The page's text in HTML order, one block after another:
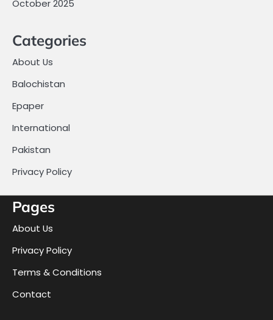
October 2025
Categories
About Us
Balochistan
Epaper
International
Pakistan
Privacy Policy
Pages
About Us
Privacy Policy
Terms & Conditions
Contact